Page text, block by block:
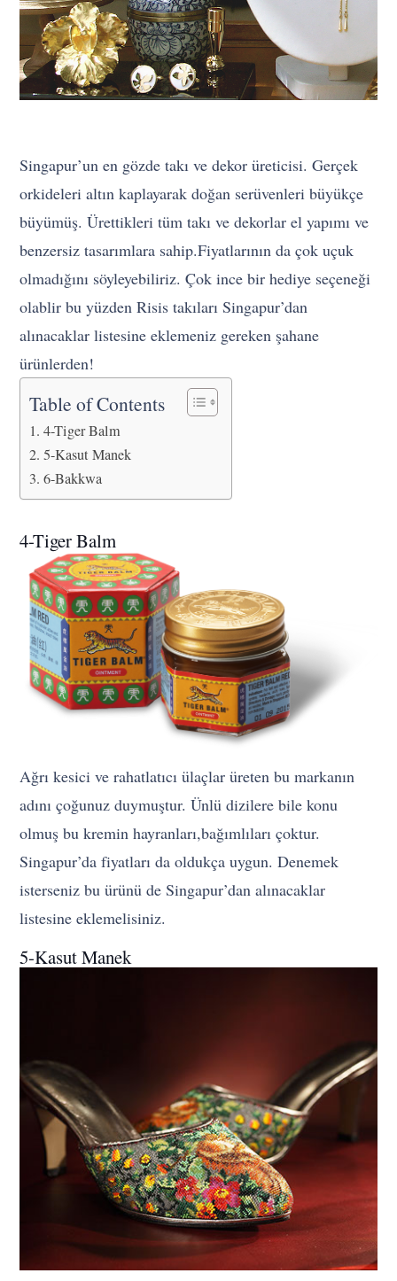
Singapur’un en gözde takı ve dekor üreticisi. Gerçek
orkideleri altın kaplayarak doğan serüvenleri büyükçe
büyümüş. Ürettikleri tüm takı ve dekorlar el yapımı ve
benzersiz tasarımlara sahip.Fiyatlarının da çok uçuk
olmadığını söyleyebiliriz. Çok ince bir hediye seçeneği
olablir bu yüzden Risis takıları Singapur’dan
alınacaklar listesine eklemeniz gereken şahane
ürünlerden!
Table of Contents
4-Tiger Balm
5-Kasut Manek
6-Bakkwa
4-Tiger Balm
Ağrı kesici ve rahatlatıcı ülaçlar üreten bu markanın
adını çoğunuz duymuştur. Ünlü dizilere bile konu
olmuş bu kremin hayranları,bağımlıları çoktur.
Singapur’da fiyatları da oldukça uygun. Denemek
isterseniz bu ürünü de Singapur’dan alınacaklar
listesine eklemelisiniz.
5-Kasut Manek